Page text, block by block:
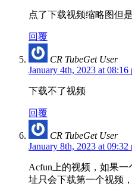
点了下载视频缩略图但
回覆
CR TubeGet User
January 4th, 2023 at 08:16
下载不了视频
回覆
CR TubeGet User
January 8th, 2023 at 09:32
Acfun上的视频，如果
址只会下载第一个视频